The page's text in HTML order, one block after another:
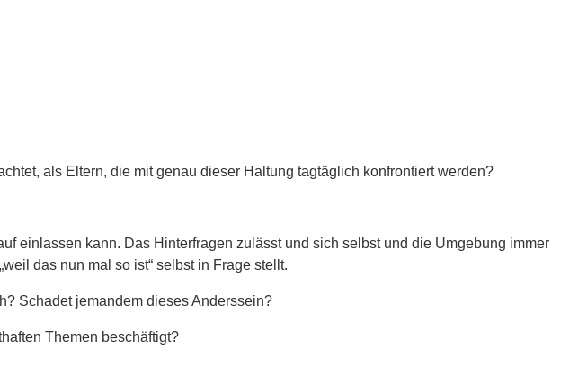
als Eltern, die mit genau dieser Haltung tagtäglich konfrontiert werden?
einlassen kann. Das Hinterfragen zulässt und sich selbst und die Umgebung immer
das nun mal so ist“ selbst in Frage stellt.
Schadet jemandem dieses Anderssein?
Themen beschäftigt?